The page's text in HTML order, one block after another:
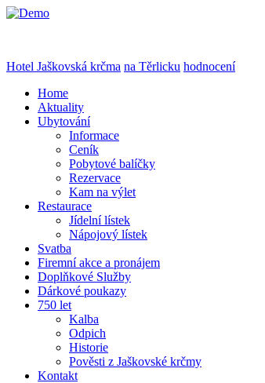
Hotel Jaškovská krčma na Těrlicku hodnocení
Home
Aktuality
Ubytování
Informace
Ceník
Pobytové balíčky
Rezervace
Kam na výlet
Restaurace
Jídelní lístek
Nápojový lístek
Svatba
Firemní akce a pronájem
Doplňkové Služby
Dárkové poukazy
750 let
Kalba
Odpich
Historie
Pověsti z Jaškovské krčmy
Kontakt